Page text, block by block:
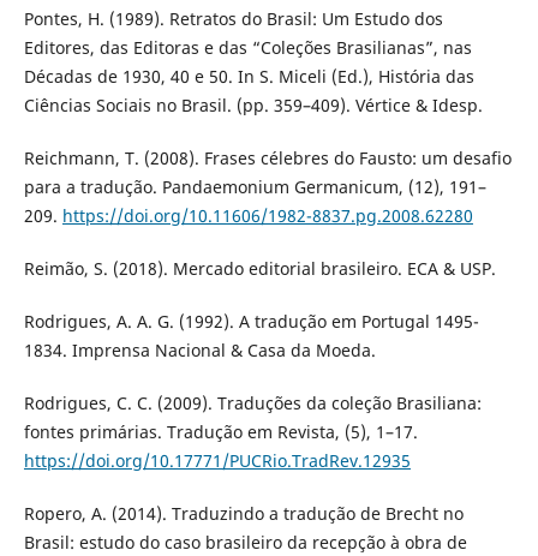
Pontes, H. (1989). Retratos do Brasil: Um Estudo dos
Editores, das Editoras e das “Coleções Brasilianas”, nas
Décadas de 1930, 40 e 50. In S. Miceli (Ed.), História das
Ciências Sociais no Brasil. (pp. 359–409). Vértice & Idesp.
Reichmann, T. (2008). Frases célebres do Fausto: um desafio
para a tradução. Pandaemonium Germanicum, (12), 191–
209. https://doi.org/10.11606/1982-8837.pg.2008.62280
Reimão, S. (2018). Mercado editorial brasileiro. ECA & USP.
Rodrigues, A. A. G. (1992). A tradução em Portugal 1495-
1834. Imprensa Nacional & Casa da Moeda.
Rodrigues, C. C. (2009). Traduções da coleção Brasiliana:
fontes primárias. Tradução em Revista, (5), 1–17.
https://doi.org/10.17771/PUCRio.TradRev.12935
Ropero, A. (2014). Traduzindo a tradução de Brecht no
Brasil: estudo do caso brasileiro da recepção à obra de